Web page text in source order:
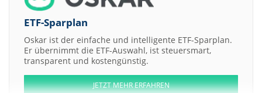
ETF-Sparplan
Oskar ist der einfache und intelligente ETF-Sparplan.
Er übernimmt die ETF-Auswahl, ist steuersmart,
transparent und kostengünstig.
JETZT MEHR ERFAHREN